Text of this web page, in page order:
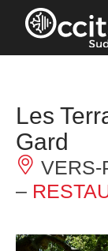
Cookies
Les
Gard
VERS-
–